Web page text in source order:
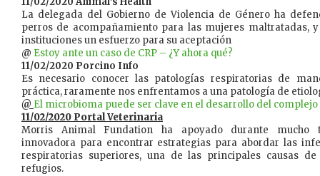
La delegada del Gobierno de Violencia de Género ha
perros de acompañamiento para las mujeres maltratadas,
instituciones un esfuerzo para su aceptación
@ Estoy ante un caso de CRP – ¿Y ahora qué?
11/02/2020 Porcino Info
Es necesario conocer las patologías respiratorias de
práctica, raramente nos enfrentamos a una patología de
@ El microbioma puede ser clave en el desarrollo del
11/02/2020 Portal Veterinaria
Morris Animal Fundation ha apoyado durante mucho
innovadora para encontrar estrategias para abordar las
respiratorias superiores, una de las principales causas
refugios.